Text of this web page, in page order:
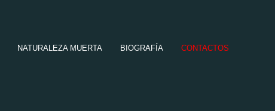
NATURALEZA MUERTA BIOGRAFÍA CONTACTOS